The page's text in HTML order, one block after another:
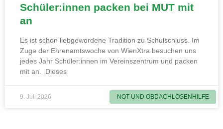
NOT UND OBDACHLOSENHILFE
Schüler:innen packen bei MUT mit
an
Es ist schon liebgewordene Tradition zu Schulschluss. Im
Zuge der Ehrenamtswoche von WienXtra besuchen uns
jedes Jahr Schüler:innen im Vereinszentrum und packen
mit an. Dieses
9. Juli 2026